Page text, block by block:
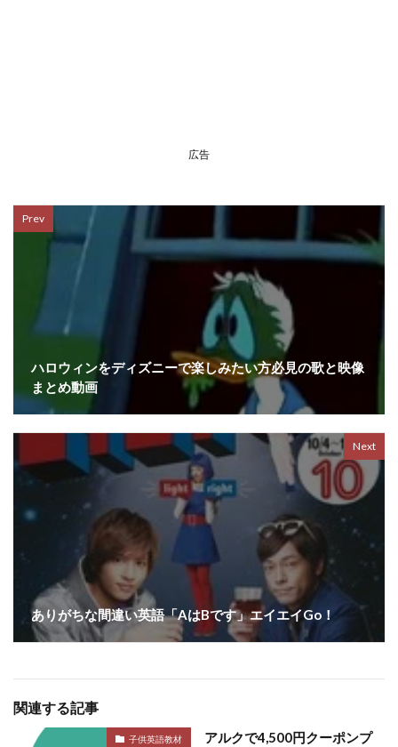
広告
Prev
ハロウィンをディズニーで楽しみたい方必見の歌と映像
まとめ動画
Next
ありがちな間違い英語「AはBです」エイエイGo！
関連する記事
子供英語教材
アルクで4,500円クーポンプ